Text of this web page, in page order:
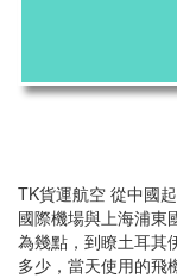
TK貨運航空 從中國
國際機場與上海浦東
為幾點，到瞭土耳其
多少，當天使用的飛